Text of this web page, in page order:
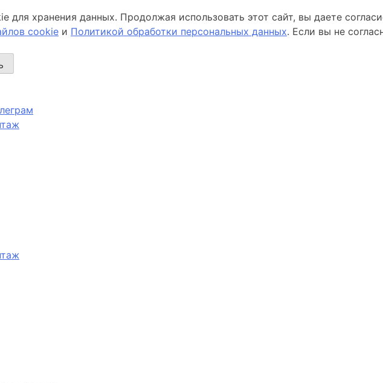
для хранения данных. Продолжая использовать этот сайт, вы даете
cookie и Политикой обработки персональных данных. Если вы не